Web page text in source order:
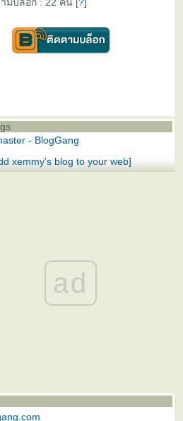
มบล็อก : 22 คน [?]
- BlogGang
xemmy's blog to your web]
ad